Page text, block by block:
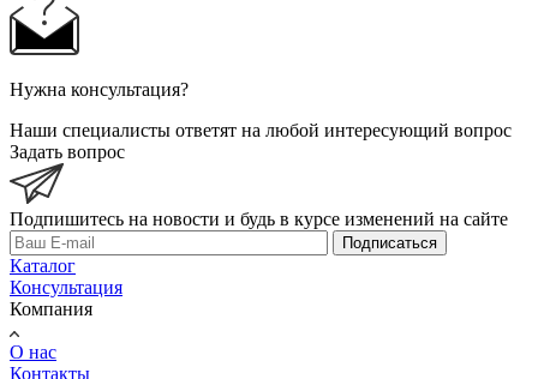
Нужна консультация?
Наши специалисты ответят на любой интересующий вопрос
Задать вопрос
Подпишитесь на новости и будь в курсе изменений на сайте
Подписаться
Каталог
Консультация
Компания
О нас
Контакты